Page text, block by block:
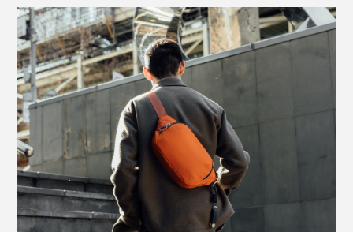
＜バックルーム＞
スマホや財布、パスポートなどの貴重品は、体に密着す
るバックルームへ。内側に「オープンポケット」が2つ
あり、ごちゃつきません。
開口部にラウンド型で、中身が見やすい
ダブル引き手のファスナーで、開閉スムーズ
装着したまま、ストラップ調整できる
装着したまま、車の運転もできる
防犯もバッチリ
いい意味で“存在感のない”バッグ。セキュリティーが気
になる海外旅行にもピッタリ。荷物に気を取られること
なく、貴重な休日をリラックスして過ごせます。
「スリングバッグ」のディテールはこちら＞